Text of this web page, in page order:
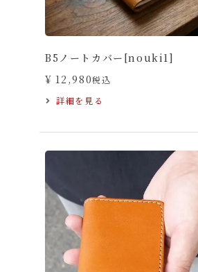
B5ノートカバー[nouki1]
¥ 12,980税込
詳細を見る